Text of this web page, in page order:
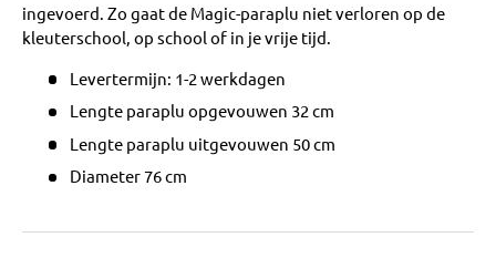
ingevoerd. Zo gaat de Magic-paraplu niet verloren op de
kleuterschool, op school of in je vrije tijd.
Levertermijn: 1-2 werkdagen
Lengte paraplu opgevouwen 32 cm
Lengte paraplu uitgevouwen 50 cm
Diameter 76 cm